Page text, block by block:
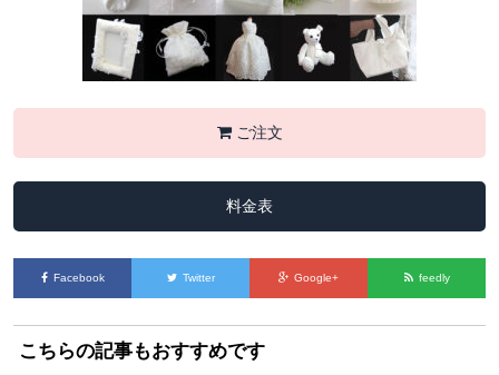
ご注文
料金表
Facebook Twitter Google+ feedly
こちらの記事もおすすめです